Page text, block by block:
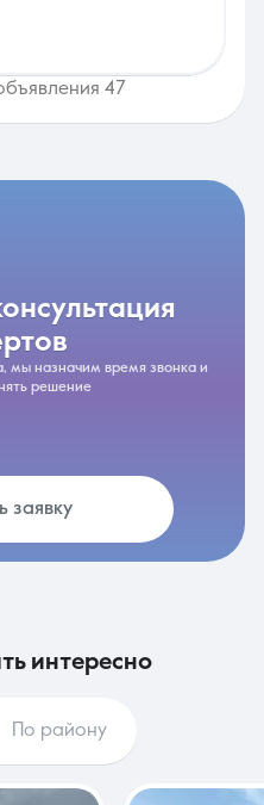
47
мы назначим время звонка и
решение
заявку
интересно
По району